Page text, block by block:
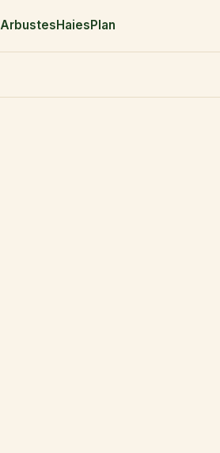
Arbustes Haies Plan